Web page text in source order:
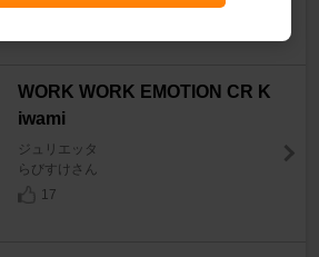
WORK WORK EMOTION CR K
iwami
ジュリエッタ
らびすけさん
17